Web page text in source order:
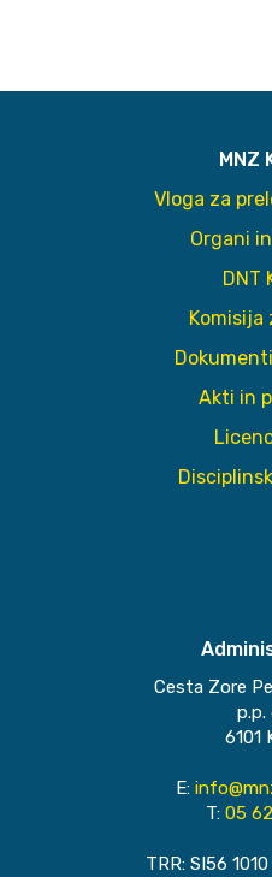
MNZ
Vloga za
Organi
DNT
Akti in
Cesta Zore
p.p.
6101
E:
T: 05
TRR: SI56